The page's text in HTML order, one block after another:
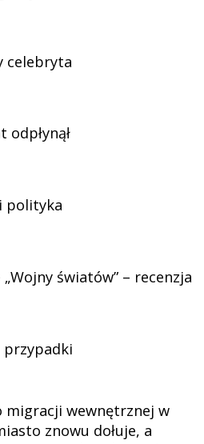
celebryta
odpłynął
polityka
światów” – recenzja
przypadki
migracji wewnętrznej w
znowu dołuje, a